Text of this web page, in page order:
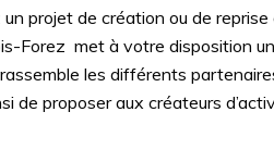
projet de création ou de
Forez met à votre disposition
les différents
de proposer aux créateurs